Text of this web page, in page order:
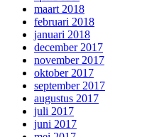
maart 2018
februari 2018
januari 2018
december 2017
november 2017
oktober 2017
september 2017
augustus 2017
juli 2017
juni 2017